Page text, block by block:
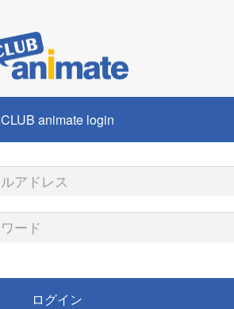
CLUB animate login
ログイン